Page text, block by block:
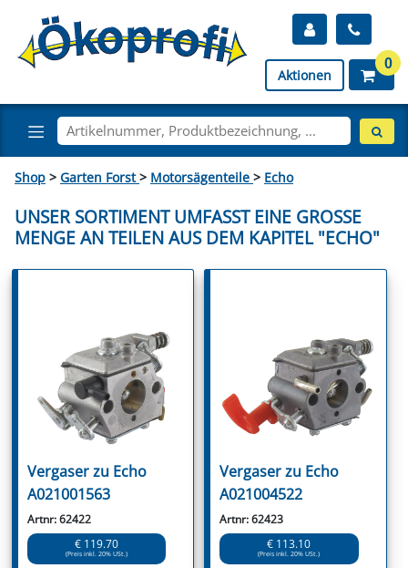
Aktionen
0
Shop > Garten Forst> Motorsägenteile > Echo
UNSER SORTIMENT UMFASST EINE GROSSE M
ENGE AN TEILEN AUS DEM KAPITEL "ECHO"
Vergaser zu Echo
A021001563
Artnr: 62422
€ 119.70
(Preis inkl. 20% USt.)
Vergaser zu Echo
A021004522
Artnr: 62423
€ 113.10
(Preis inkl. 20% USt.)